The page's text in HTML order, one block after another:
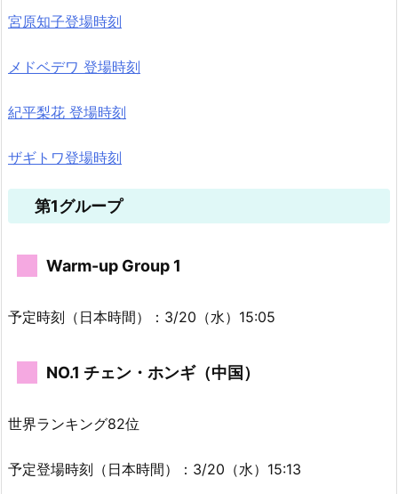
宮原知子登場時刻
メドベデワ 登場時刻
紀平梨花 登場時刻
ザギトワ登場時刻
第1グループ
Warm-up Group 1
予定時刻（日本時間）：3/20（水）15:05
NO.1 チェン・ホンギ（中国）
世界ランキング82位
予定登場時刻（日本時間）：3/20（水）15:13